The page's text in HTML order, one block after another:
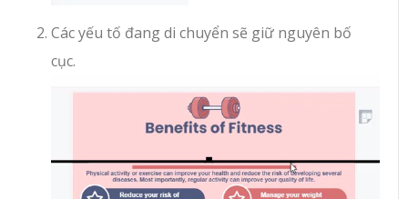
Các yếu tố đang di chuyển sẽ giữ nguyên bố
cục.